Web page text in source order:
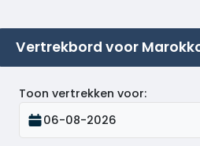
Vertrekbord voor
Toon vertrekken voor:
06-08-2026